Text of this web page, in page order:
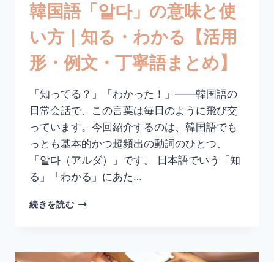
ら
な
い
【活
用
形・
文・
丁
寧
語
ま
と
め】
韓国語「알다」の意味と使
い方｜知る・わかる【活用
形・例文・丁寧語まとめ】
「知ってる？」「わかった！」——韓国語の
日常会話で、この言葉は毎日のように飛び交
っています。今回紹介するのは、韓国語でも
っとも基本的かつ超頻出の動詞のひとつ、
「알다（アルダ）」です。 日本語でいう「知
る」「わかる」にあた…
続きを読む韓
다」